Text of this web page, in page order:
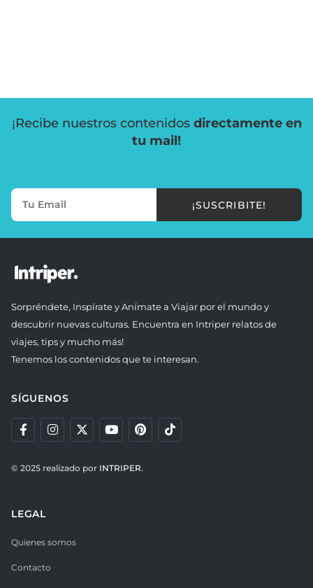
¡Recibe nuestros contenidos directamente en
tu mail!
¡SUSCRIBITE!
Sorpréndete, Inspírate y Anímate a Viajar por el mundo y
descubrir nuevas culturas. Encuentra en Intriper relatos de
viajes, tips y mucho más!
Tenemos los contenidos que te interesan.
SÍGUENOS
© 2025 realizado por INTRIPER.
LEGAL
Quienes somos
Contacto